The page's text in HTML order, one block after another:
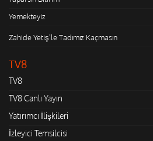
Yemekteyiz
Zahide Yetiş'le Tadımız Kaçmasın
TV8
TV8
TV8 Canlı Yayın
Yatırımcı İlişkileri
İzleyici Temsilcisi